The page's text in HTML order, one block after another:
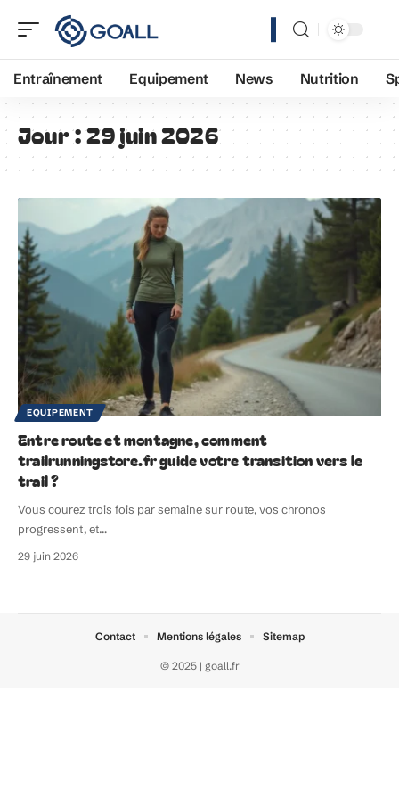
Entraînement Equipement News Nutrition
Jour :29 juin 2026
EQUIPEMENT
Entre route et montagne, comment
trailrunningstore.fr guide votre transition vers le
trail ?
Vous courez trois fois par semaine sur route, vos chronos
progressent, et…
29 juin 2026
© 2025 | goall.fr
Contact Mentions légales Sitemap